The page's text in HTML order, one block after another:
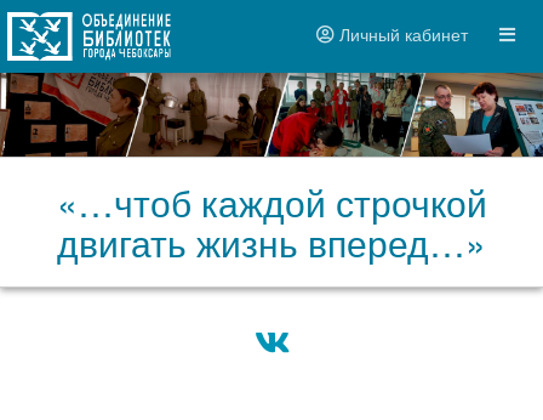
Личный кабинет
«…чтоб каждой строчкой
двигать жизнь вперед…»